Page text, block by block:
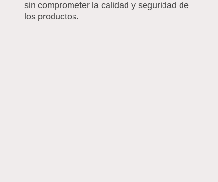
sin comprometer la calidad y seguridad de
los productos.